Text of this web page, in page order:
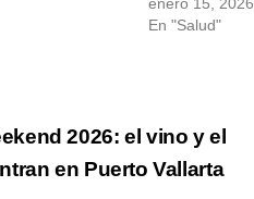
En "Salud"
2026: el vino y el
en Puerto Vallarta